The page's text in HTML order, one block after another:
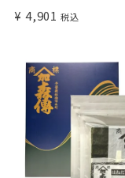
¥ 4,901 税込